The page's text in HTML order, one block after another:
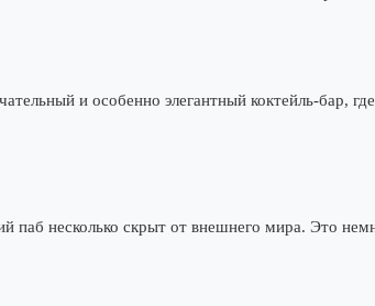
и особенно элегантный коктейль-бар,
паб несколько скрыт от внешнего мира. Это